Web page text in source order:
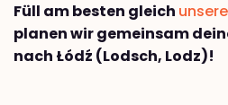
Füll am besten gleich
planen wir gemeinsam
nach Łódź (Lodsch, Lodz)!